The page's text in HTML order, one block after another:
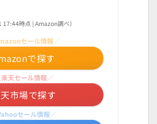
17:44時点 | Amazon調べ）
セール情報／
で探す
楽天セール情報／
市場で探す
セール情報／